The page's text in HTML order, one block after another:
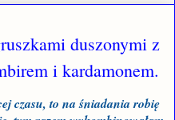
duszonymi z
i kardamonem.
czasu, to na śniadania robię